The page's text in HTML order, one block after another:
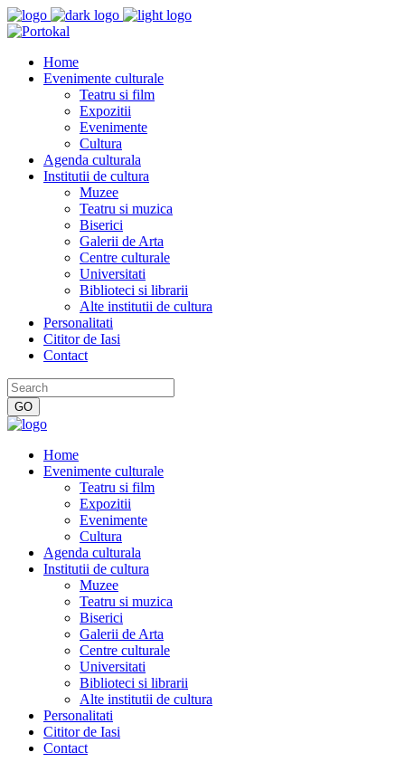
Home
Evenimente culturale
Teatru si film
Expozitii
Evenimente
Cultura
Agenda culturala
Institutii de cultura
Muzee
Teatru si muzica
Biserici
Galerii de Arta
Centre culturale
Universitati
Biblioteci si librarii
Alte institutii de cultura
Personalitati
Cititor de Iasi
Contact
Home
Evenimente culturale
Teatru si film
Expozitii
Evenimente
Cultura
Agenda culturala
Institutii de cultura
Muzee
Teatru si muzica
Biserici
Galerii de Arta
Centre culturale
Universitati
Biblioteci si librarii
Alte institutii de cultura
Personalitati
Cititor de Iasi
Contact